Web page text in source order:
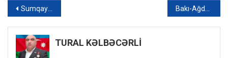
Yazı
naviqasiyası
Sumqayıtda 84 yaşlı şəxs itkin düşdü – FOTO
TURAL KƏLBƏCƏRLİ